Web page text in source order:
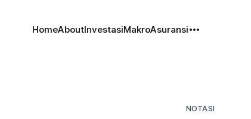
HomeAboutInvestasiMakroAsuransi
NOTASI